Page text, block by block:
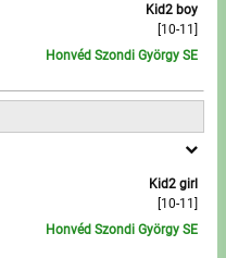
Kid2 boy
[10-11]
Honvéd Szondi György SE
Kid2 girl
[10-11]
Honvéd Szondi György SE